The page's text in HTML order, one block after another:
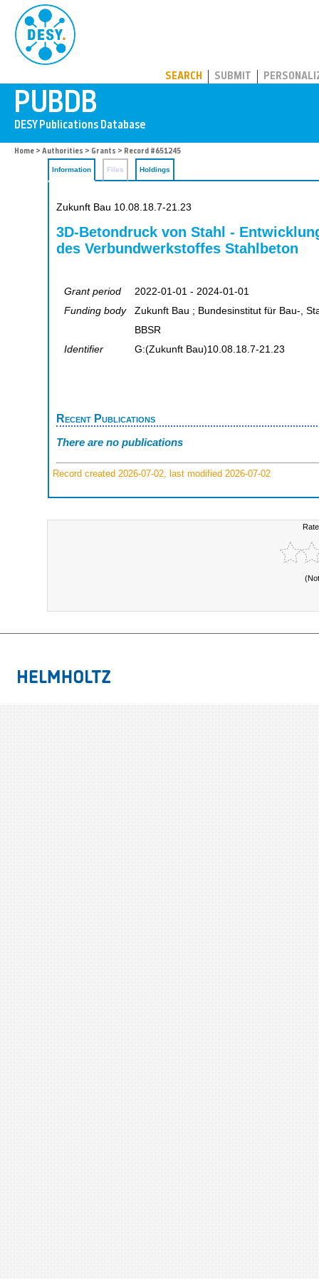
SEARCH SUBMIT
Home > Authorities > Grants > Record #651245
Information Files Holdings
Zukunft Bau 10.08.18.7-21.23
3D-Betondruck von Stahl -
des Verbundwerkstoffes Stahlbeton
Grant period
2022-01-01 - 2024-01-01
Funding body
Zukunft Bau ; Bundesinstitut für Bau-,
BBSR
Identifier
G:(Zukunft Bau)10.08.18.7-21.23
Recent Publications
There are no publications
Record created 2026-07-02, last modified 2026-07-02